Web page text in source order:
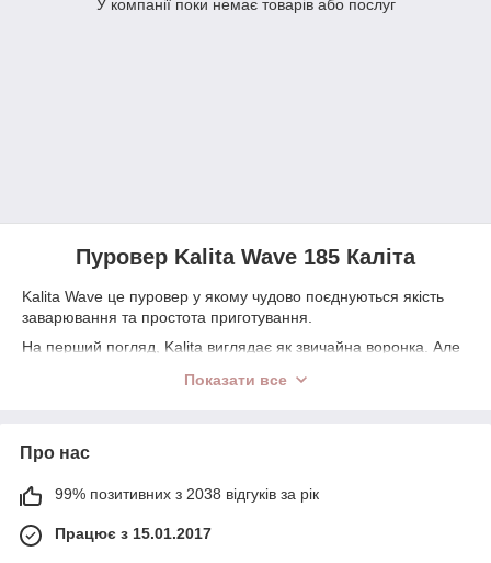
У компанії поки немає товарів або послуг
Пуровер Kalita Wave 185 Каліта
Kalita Wave це пуровер у якому чудово поєднуються якість
заварювання та простота приготування.
На перший погляд, Kalita виглядає як звичайна воронка. Але
отворами, яке обмежує потік води і тим самим полегшує
пуловерах.
та стінками воронки повітряний зазор, який робить протіе
рідини більш рівномірним та зберігає напій теплим.
У порівнянні з іншими Пуровер Каліта більш проста у
Показати все
Про нас
99% позитивних з 2038 відгуків за рік
Працює з 15.01.2017